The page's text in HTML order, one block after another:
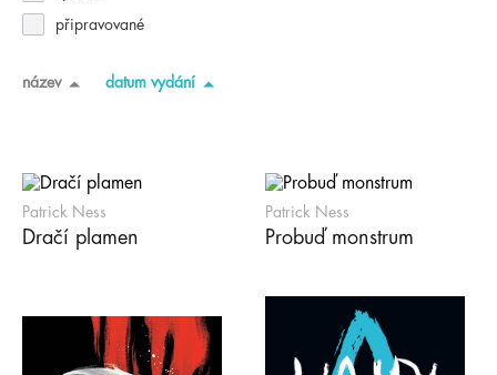
připravované
název datum vydání
Patrick Ness
Dračí plamen
Patrick Ness
Probuď monstrum